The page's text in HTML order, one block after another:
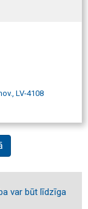
LV-4108
var būt līdzīga